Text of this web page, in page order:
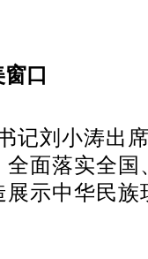
口
记刘小涛出
面落实全
示中华民